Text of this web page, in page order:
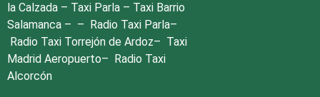
la Calzada – Taxi Parla – Taxi Barrio
Salamanca – – Radio Taxi Parla–
Radio Taxi Torrejón de Ardoz– Taxi
Madrid Aeropuerto– Radio Taxi
Alcorcón